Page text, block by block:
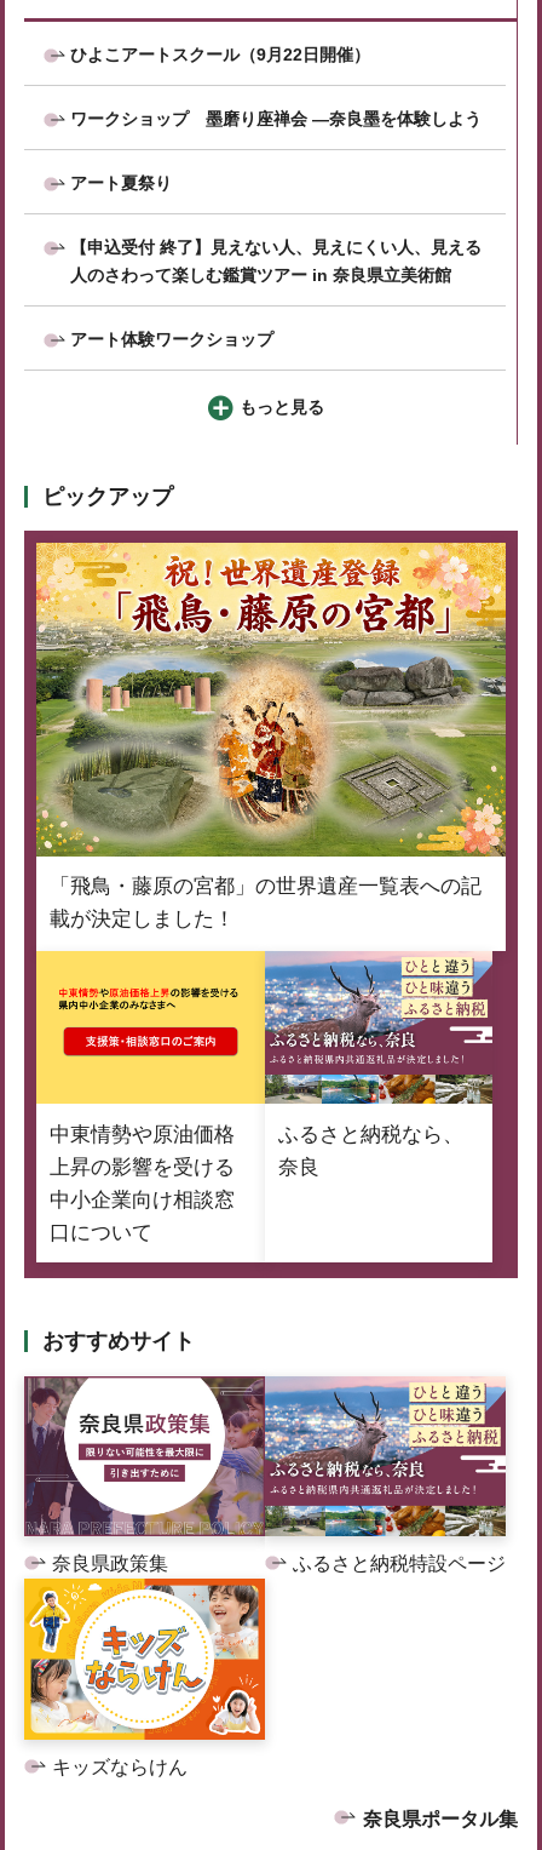
ひよこアートスクール（9月22日開催）
ワークショップ 墨磨り座禅会 ―奈良墨を体験しよう
アート夏祭り
【申込受付 終了】見えない⼈、⾒えにくい⼈、見える
人のさわって楽しむ鑑賞ツアー in 奈良県立美術館
アート体験ワークショップ
もっと見る
ピックアップ
「飛鳥・藤原の宮都」の世界遺産一覧表への記
載が決定しました！
中東情勢や原油価格
上昇の影響を受ける
中小企業向け相談窓
口について
ふるさと納税なら、
奈良
おすすめサイト
奈良県政策集 ふるさと納税特設ページ
キッズならけん
奈良県ポータル集